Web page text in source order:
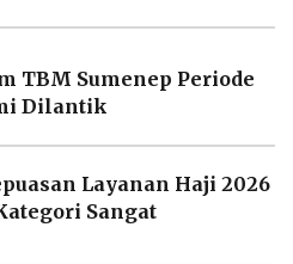
TBM Sumenep Periode
Dilantik
Layanan Haji 2026
Sangat